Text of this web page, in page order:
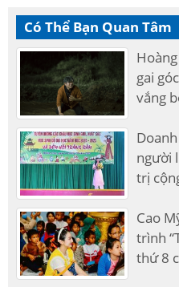
Có Thể Bạn Quan Tâm
gai
vắng
người
trị
Cao
trình
thứ 8